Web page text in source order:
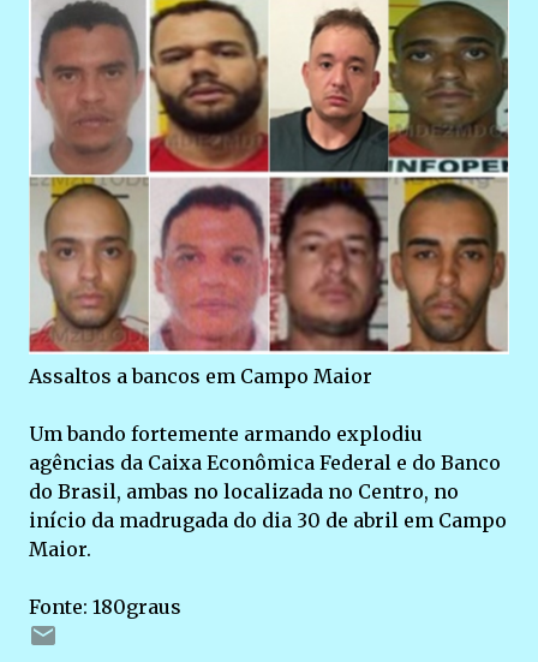
Assaltos a bancos em Campo Maior
Um bando fortemente armando explodiu
agências da Caixa Econômica Federal e do Banco
do Brasil, ambas no localizada no Centro, no
início da madrugada do dia 30 de abril em Campo
Maior.
Fonte: 180graus